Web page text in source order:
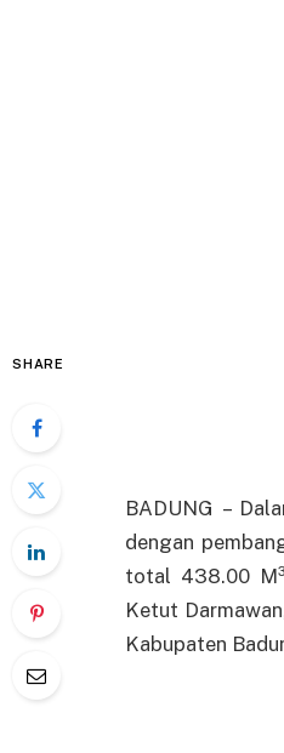
SHARE
BADUNG –
dengan
total 438.00
Ketut
Kabupaten